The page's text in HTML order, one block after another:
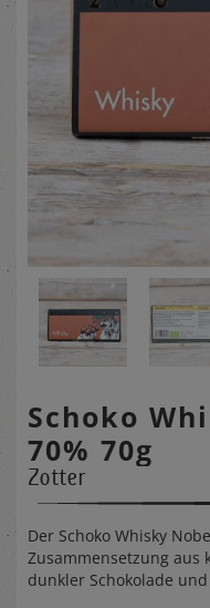
Schoko
70% 70g
Zotter
Der Schoko Whisky
Zusammensetzung aus
dunkler Schokolade